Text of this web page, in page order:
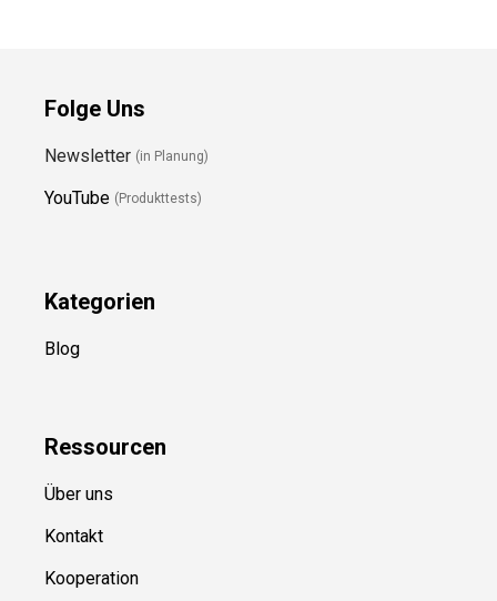
Folge Uns
Newsletter (in Planung)
YouTube (Produkttests)
Kategorien
Blog
Ressourcen
Über uns
Kontakt
Kooperation